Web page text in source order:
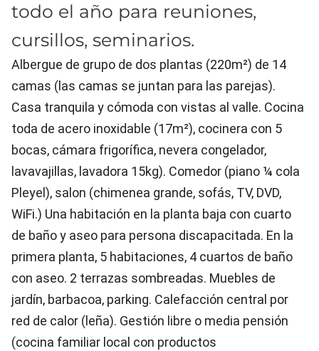
todo el año para reuniones,
cursillos, seminarios.
Albergue de grupo de dos plantas (220m²) de 14
camas (las camas se juntan para las parejas).
Casa tranquila y cómoda con vistas al valle. Cocina
toda de acero inoxidable (17m²), cocinera con 5
bocas, cámara frigorífica, nevera congelador,
lavavajillas, lavadora 15kg). Comedor (piano ¼ cola
Pleyel), salon (chimenea grande, sofás, TV, DVD,
WiFi.) Una habitación en la planta baja con cuarto
de baño y aseo para persona discapacitada. En la
primera planta, 5 habitaciones, 4 cuartos de baño
con aseo. 2 terrazas sombreadas. Muebles de
jardín, barbacoa, parking. Calefacción central por
red de calor (leña). Gestión libre o media pensión
(cocina familiar local con productos